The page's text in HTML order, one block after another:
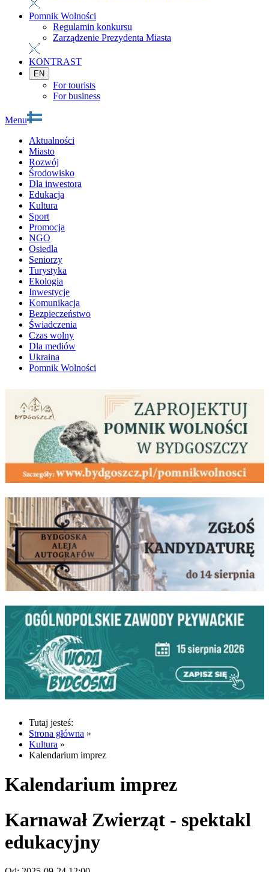
Pomnik Wolności
Regulamin konkursu
Zarządzenie Prezydenta Miasta
KONTRAST
EN
For tourists
For business
Menu
Aktualności
Miasto
Rozwój
Środowisko
Dla inwestora
Edukacja
Kultura
Sport
Promocja
NGO
Osiedla
Seniorzy
Turystyka
Ekologia
Inwestycje
Komunikacja
Bezpieczeństwo
Świadczenia
Czas wolny
Dla mediów
Ukraina
Pomnik Wolności
Tutaj jesteś:
Strona główna »
Kultura »
Kalendarium imprez
Kalendarium imprez
Karnawał Zwierząt - spektakl
edukacyjny